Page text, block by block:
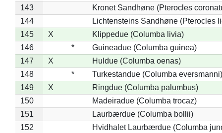
143
Kronet Sandhøne (Pterocles
144
Lichtensteins Sandhøne (Pterocles
145
X
Klippedue (Columba livia)
146
*
Guineadue (Columba guinea)
147
X
Huldue (Columba oenas)
148
*
Turkestandue (Columba eversmanni)
149
X
Ringdue (Columba palumbus)
150
Madeiradue (Columba trocaz)
151
Laurbærdue (Columba bollii)
152
Hvidhalet Laurbærdue (Columba